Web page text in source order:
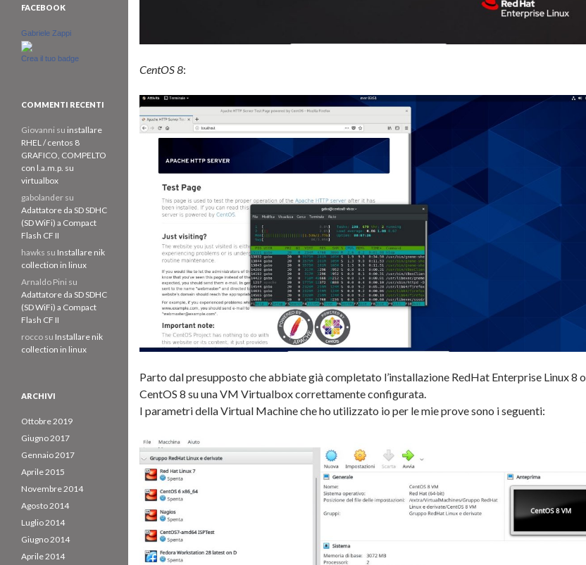
CentOS 8:
Parto dal presupposto che abbiate già completato l’installazione RedHat Enterprise Linux 8 o
CentOS 8 su una VM Virtualbox correttamente configurata.
I parametri della Virtual Machine che ho utilizzato io per le mie prove sono i seguenti:
FACEBOOK
Gabriele Zappi
Crea il tuo badge
COMMENTI RECENTI
Giovanni su installare
RHEL / centos 8
GRAFICO, COMPELTO
con l.a.m.p. su
virtualbox
gabolander su
Adattatore da SD SDHC
(SD WiFi) a Compact
Flash CF II
hawks su Installare nik
collection in linux
Arnaldo Pini su
Adattatore da SD SDHC
(SD WiFi) a Compact
Flash CF II
rocco su Installare nik
collection in linux
ARCHIVI
Ottobre 2019
Giugno 2017
Gennaio 2017
Aprile 2015
Novembre 2014
Agosto 2014
Luglio 2014
Giugno 2014
Aprile 2014